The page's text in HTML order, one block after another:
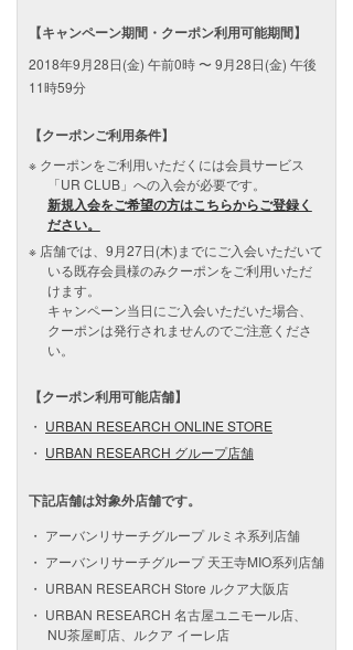
【キャンペーン期間・クーポン利用可能期間】
2018年9月28日(金) 午前0時 〜 9月28日(金) 午後
11時59分
【クーポンご利用条件】
クーポンをご利用いただくには会員サービス
「UR CLUB」への入会が必要です。
新規入会をご希望の方はこちらからご登録く
ださい。
店舗では、9月27日(木)までにご入会いただいて
いる既存会員様のみクーポンをご利用いただ
けます。
キャンペーン当日にご入会いただいた場合、
クーポンは発行されませんのでご注意くださ
い。
【クーポン利用可能店舗】
URBAN RESEARCH ONLINE STORE
URBAN RESEARCH グループ店舗
下記店舗は対象外店舗です。
アーバンリサーチグループ ルミネ系列店舗
アーバンリサーチグループ 天王寺MIO系列店舗
URBAN RESEARCH Store ルクア大阪店
URBAN RESEARCH 名古屋ユニモール店、
NU茶屋町店、ルクア イーレ店